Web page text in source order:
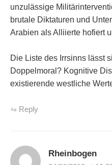
unzulässige
brutale Diktaturen und
Arabien als Alliierte hofiert
Die Liste des Irrsinns lässt
Doppelmoral? Kognitive
existierende westliche
Reply
Rheinbogen